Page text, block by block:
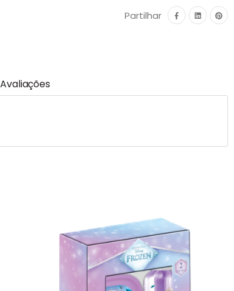
Partilhar
Avaliações